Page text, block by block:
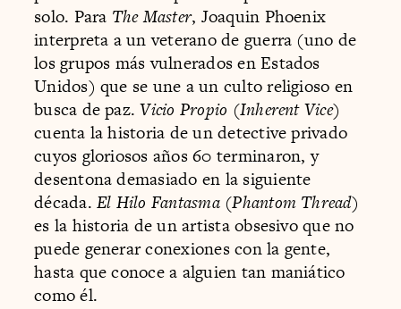
solo. Para The Master, Joaquin Phoenix
interpreta a un veterano de guerra (uno de
los grupos más vulnerados en Estados
Unidos) que se une a un culto religioso en
busca de paz. Vicio Propio (Inherent Vice)
cuenta la historia de un detective privado
cuyos gloriosos años 60 terminaron, y
desentona demasiado en la siguiente
década. El Hilo Fantasma (Phantom Thread)
es la historia de un artista obsesivo que no
puede generar conexiones con la gente,
hasta que conoce a alguien tan maniático
como él.